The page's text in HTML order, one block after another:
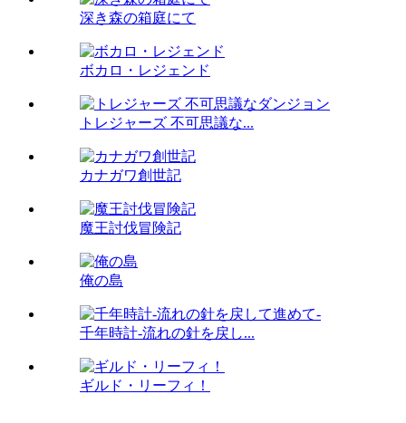
深き森の箱庭にて
ボカロ・レジェンド
トレジャーズ 不可思議な...
カナガワ創世記
魔王討伐冒険記
俺の島
千年時計-流れの針を戻し...
ギルド・リーフィ！